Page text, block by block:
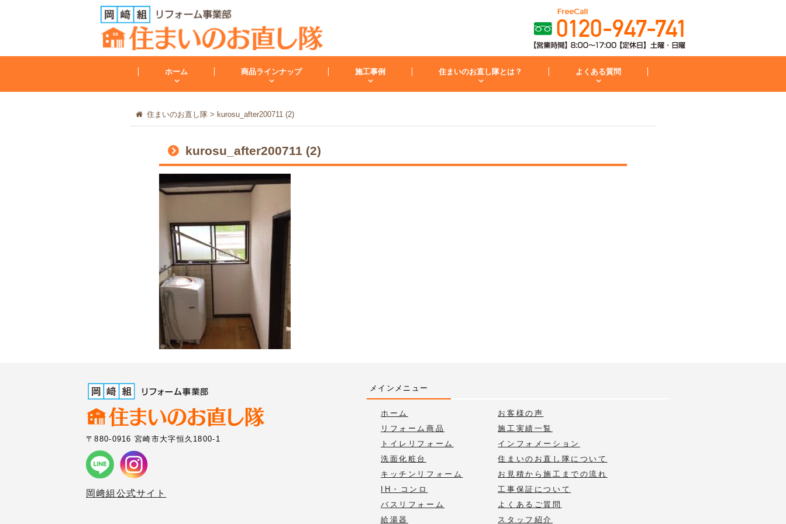
ホーム 商品ラインナップ
トイレリフォーム 洗面台 レンジフード IH・コンロ
給湯器
施工事例
トイレ キッチン バスルーム 洗面化粧台 コンロ
レンジフード 小工事・修理
その他
住まいのお直し隊とは？
会社案内 スタッフ紹介 お客様の声 お見積から施工までの流れ
工事保証について
よくある質問
住まいのお直し隊> kurosu_after200711 (2)
kurosu_after200711 (2)
〒880-0916 宮崎市大字恒久1800-1
岡﨑組公式サイト
メインメニュー
ホーム
リフォーム商品
トイレリフォーム
洗面化粧台
キッチンリフォーム
IH・コンロ
バスリフォーム
給湯器
お客様の声
施工実績一覧
インフォメーション
住まいのお直し隊について
お見積から施工までの流れ
工事保証について
よくあるご質問
スタッフ紹介